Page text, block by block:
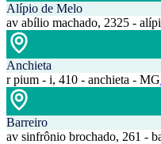
Alípio de Melo
av abílio machado, 2325 -
Anchieta
r pium - i, 410 - anchieta - MG
Barreiro
av sinfrônio brochado, 261 -